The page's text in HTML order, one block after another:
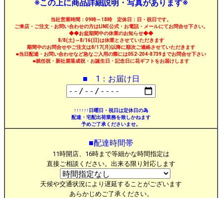
※この上に商品詳細説明・写真があります※
当社営業時間：09時～18時 定休日：日・祝日です。
ご来店・ご注文・お問い合わせの方はLINE公式・お電話・メールにてお問合せ下さい。
◆◆お盆期間中の休業のお知らせ◆◆
8/8(土)～8/16(日)は休業とさせていただきます
期間中のお問合せやご注文は8/17(月)以降に順次ご連絡させていただきます
■当日配達・お問い合わせなど急なご入用の際には052-204-8739までお問合せ下さい
■就任祝・新社屋落成祝・お誕生日・記念日に花ギフトをお届けします
■ 1：お届け日
↑↑↑↑↑↑日曜日・祝日は定休日の為
配達・宅配出荷業務を致しかねます
予めご了承くださいませ。
■配達時間帯
11時開店、16時まで等細かな時間指定は
直接ご相談ください。出来る限り対応します
天候や交通状況により遅延することがございます
あらかじめご了承ください。